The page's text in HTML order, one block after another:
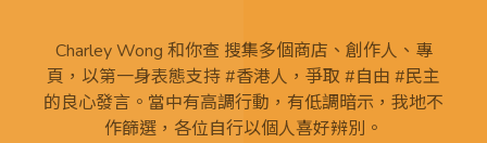
Charley Wong 和你查 搜集多個商店、創作人、專
頁，以第一身表態支持 #香港人，爭取 #自由 #民主
的良心發言。當中有高調行動，有低調暗示，我地不
作篩選，各位自行以個人喜好辨別。